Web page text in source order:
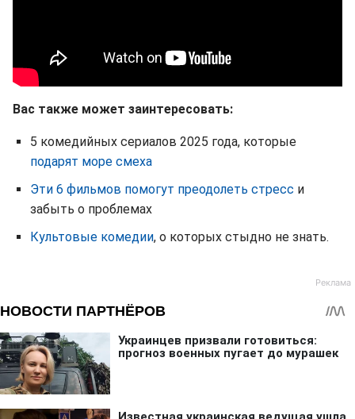
Вас также может заинтересовать:
5 комедийных сериалов 2025 года, которые
подарят море смеха
Эти 6 фильмов помогут преодолеть стресс и
забыть о проблемах
Культовые комедии, о которых стыдно не знать.